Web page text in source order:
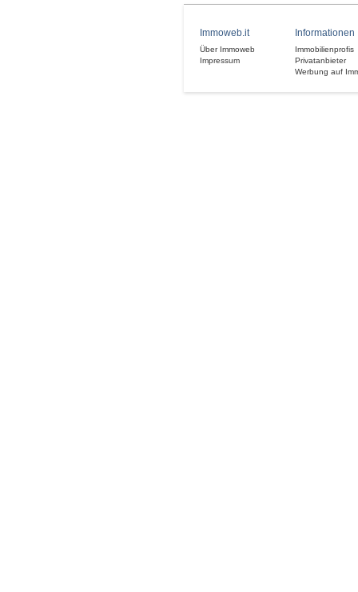
Immoweb.it
Über Immoweb
Impressum
Informationen
Immobilienprofis
Privatanbieter
Werbung auf